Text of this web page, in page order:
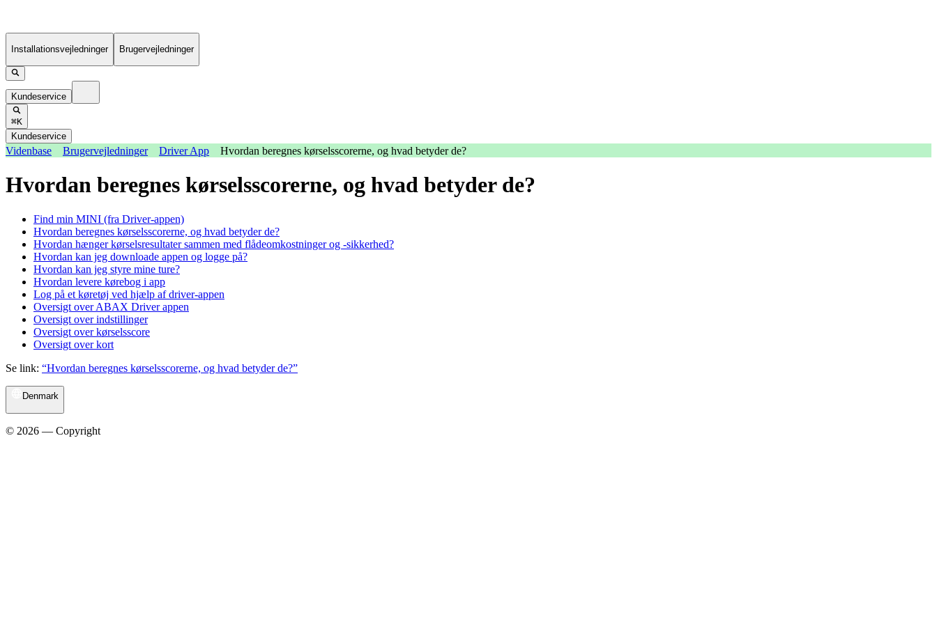
Installationsvejledninger Brugervejledninger
Kundeservice
⌘K
Kundeservice
Videnbase Brugervejledninger Driver App Hvordan beregnes kørselsscorerne, og hvad betyder de?
Hvordan beregnes kørselsscorerne, og hvad betyder de?
Find min MINI (fra Driver-appen)
Hvordan beregnes kørselsscorerne, og hvad betyder de?
Hvordan hænger kørselsresultater sammen med flådeomkostninger og -sikkerhed?
Hvordan kan jeg downloade appen og logge på?
Hvordan kan jeg styre mine ture?
Hvordan levere kørebog i app
Log på et køretøj ved hjælp af driver-appen
Oversigt over ABAX Driver appen
Oversigt over indstillinger
Oversigt over kørselsscore
Oversigt over kort
Se link: “Hvordan beregnes kørselsscorerne, og hvad betyder de?”
Denmark
© 2026 — Copyright